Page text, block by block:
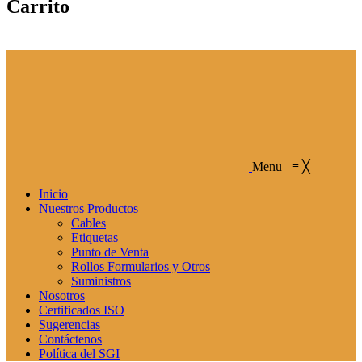
Carrito
Menu ≡ ╳
Inicio
Nuestros Productos
Cables
Etiquetas
Punto de Venta
Rollos Formularios y Otros
Suministros
Nosotros
Certificados ISO
Sugerencias
Contáctenos
Política del SGI